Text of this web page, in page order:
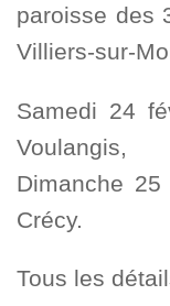
paroisse des
Villiers-sur-
Samedi 24
Voulangis,
Dimanche
Crécy.
Tous les